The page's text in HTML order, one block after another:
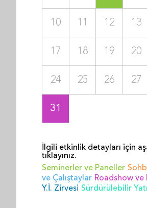
10 11 12 13
17 18 19 20
24 25 26 27
31
İlgili etkinlik detayları için
tıklayınız.
Seminerler ve Paneller
ve Çalıştaylar Roadshow
Y.İ. Zirvesi Sürdürülebilir